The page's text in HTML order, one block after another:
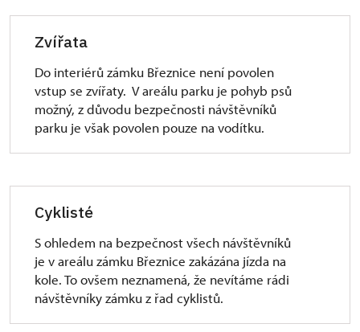
Vozíčkáři
1. Rozsah přístupnosti památky – návštěvnických
okruhů
památka je pro vozíčkáře zcela přístupná pouze
2. Doprava – železniční stanice s plošinou
pro vozíčkáře
České dráhy, a.s.
3. MHD – Městská hromadní doprava –
nízkopodlažní dopravní prostředky
jízdní řády MHD
Zvířata
Do interiérů zámku Březnice není povolen
vstup se zvířaty. V areálu parku je pohyb psů
možný, z důvodu bezpečnosti návštěvníků
parku je však povolen pouze na vodítku.
Cyklisté
S ohledem na bezpečnost všech návštěvníků
je v areálu zámku Březnice zakázána jízda na
kole. To ovšem neznamená, že nevítáme rádi
návštěvníky zámku z řad cyklistů.